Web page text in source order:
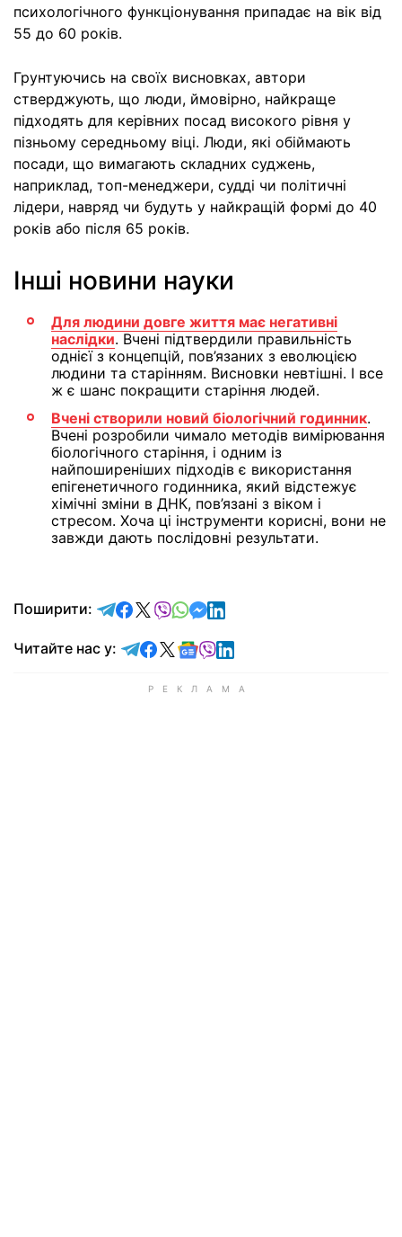
психологічного функціонування припадає на вік від
55 до 60 років.
Грунтуючись на своїх висновках, автори
стверджують, що люди, ймовірно, найкраще
підходять для керівних посад високого рівня у
пізньому середньому віці. Люди, які обіймають
посади, що вимагають складних суджень,
наприклад, топ-менеджери, судді чи політичні
лідери, навряд чи будуть у найкращій формі до 40
років або після 65 років.
Інші новини науки
Для людини довге життя має негативні
наслідки. Вчені підтвердили правильність
однієї з концепцій, пов’язаних з еволюцією
людини та старінням. Висновки невтішні. І все
ж є шанс покращити старіння людей.
Вчені створили новий біологічний годинник.
Вчені розробили чимало методів вимірювання
біологічного старіння, і одним із
найпоширеніших підходів є використання
епігенетичного годинника, який відстежує
хімічні зміни в ДНК, пов’язані з віком і
стресом. Хоча ці інструменти корисні, вони не
завжди дають послідовні результати.
Поширити: відправити у Telegram
поділитись у Facebook
поділитись у X
відправити у Viber
відправити у Whatsapp
відправити у Messenger
відправити у LinkedIn
Читайте нас у: Читайте у Telegram
Читайте у Facebook
Читайте у X
Читайте у Google news
Читайте у Viber
Читайте у LinkedIn